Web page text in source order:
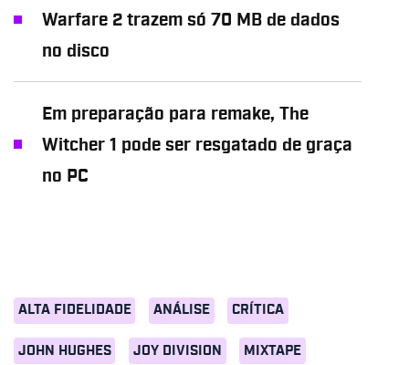
ALTA FIDELIDADE ANÁLISE CRÍTICA
JOHN HUGHES JOY DIVISION MIXTAPE
Warfare 2 trazem só 70 MB de dados
no disco
Em preparação para remake, The
Witcher 1 pode ser resgatado de graça
no PC